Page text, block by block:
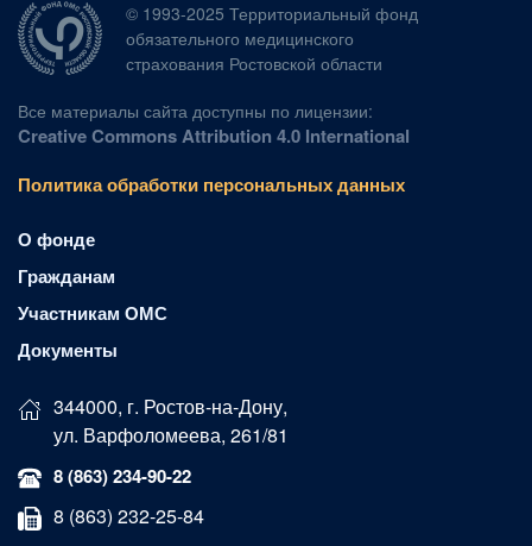
© 1993-2025 Территориальный фонд
обязательного медицинского
страхования Ростовской области
Все материалы сайта доступны по лицензии:
Creative Commons Attribution 4.0 International
Политика обработки персональных данных
О фонде
Гражданам
Участникам ОМС
Документы
344000, г. Ростов-на-Дону,
ул. Варфоломеева, 261/81
8 (863) 234-90-22
8 (863) 232-25-84